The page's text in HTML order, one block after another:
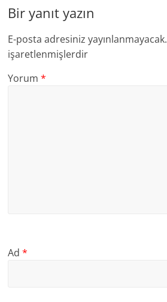
Bir yanıt yazın
E-posta adresiniz yayınlanmayacak.
işaretlenmişlerdir
Yorum*
Ad*